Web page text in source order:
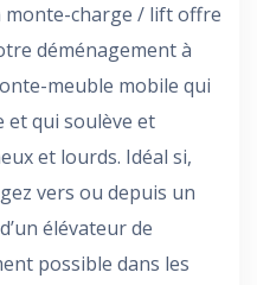
monte-charge / lift offre
déménagement à
meuble mobile qui
et qui soulève et
et lourds. Idéal si,
vers ou depuis un
élévateur de
possible dans les